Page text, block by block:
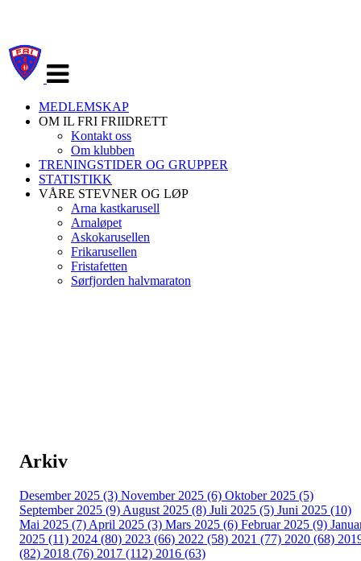
navigasjon
MEDLEMSKAP
OM IL FRI FRIIDRETT
Kontakt oss
Om klubben
TRENINGSTIDER OG GRUPPER
STATISTIKK
VÅRE STEVNER OG LØP
Arna kastkarusell
Arnaløpet
Askokarusellen
Frikarusellen
Fristafetten
Sørfjorden halvmaraton
Arkiv
Desember 2025 (3) November 2025 (6) Oktober 2025 (5)
September 2025 (9) August 2025 (8) Juli 2025 (5) Juni 2025 (10)
Mai 2025 (7) April 2025 (3) Mars 2025 (6) Februar 2025 (9)
2025 (11) 2024 (80) 2023 (66) 2022 (58) 2021 (77) 2020 (68)
(82) 2018 (76) 2017 (112) 2016 (63)